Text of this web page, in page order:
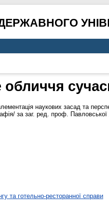
наукових засад та
за заг. ред. проф.
та готельно-ресторанної справи